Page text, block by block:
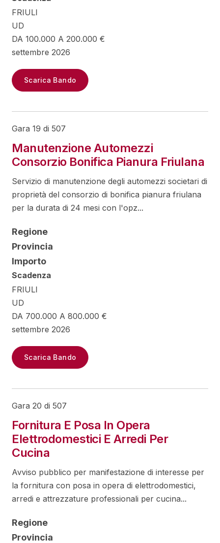
FRIULI
UD
DA 100.000 A 200.000 €
settembre 2026
Scarica Bando
Gara 19 di 507
Manutenzione Automezzi
Consorzio Bonifica Pianura Friulana
Servizio di manutenzione degli automezzi societari di
proprietà del consorzio di bonifica pianura friulana
per la durata di 24 mesi con l'opz...
Regione
Provincia
Importo
Scadenza
FRIULI
UD
DA 700.000 A 800.000 €
settembre 2026
Scarica Bando
Gara 20 di 507
Fornitura E Posa In Opera
Elettrodomestici E Arredi Per
Cucina
Avviso pubblico per manifestazione di interesse per
la fornitura con posa in opera di elettrodomestici,
arredi e attrezzature professionali per cucina...
Regione
Provincia